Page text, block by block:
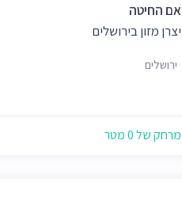
אם החיטה
יצרן מזון בירושלים
ירושלים
מרחק של 0 מטר